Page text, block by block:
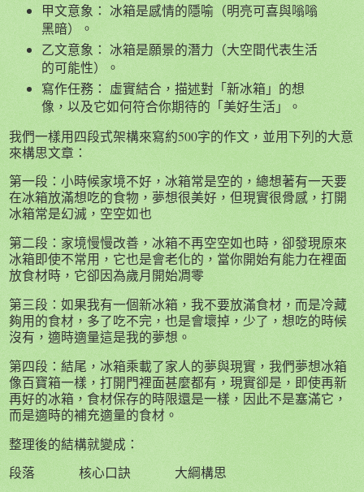
甲文意象： 冰箱是感情的隱喻（明亮可喜與嗡嗡
黑暗）。
乙文意象： 冰箱是願景的潛力（大空間代表生活
的可能性）。
寫作任務： 虛實結合，描述對「新冰箱」的想
像，以及它如何符合你期待的「美好生活」。
我們一樣用四段式架構來寫約500字的作文，並用下列的大意
來構思文章：
第一段：小時候家境不好，冰箱常是空的，總想著有一天要
在冰箱放滿想吃的食物，夢想很美好，但現實很骨感，打開
冰箱常是幻滅，空空如也
第二段：家境慢慢改善，冰箱不再空空如也時，卻發現原來
冰箱即使不常用，它也是會老化的，當你開始有能力在裡面
放食材時，它卻因為歲月開始凋零
第三段：如果我有一個新冰箱，我不要放滿食材，而是冷藏
夠用的食材，多了吃不完，也是會壞掉，少了，想吃的時候
沒有，適時適量這是我的夢想。
第四段：結尾，冰箱乘載了家人的夢與現實，我們夢想冰箱
像百寶箱一樣，打開門裡面甚麼都有，現實卻是，即使再新
再好的冰箱，食材保存的時限還是一樣，因此不是塞滿它，
而是適時的補充適量的食材。
整理後的結構就變成：
段落 核心口訣 大綱構思